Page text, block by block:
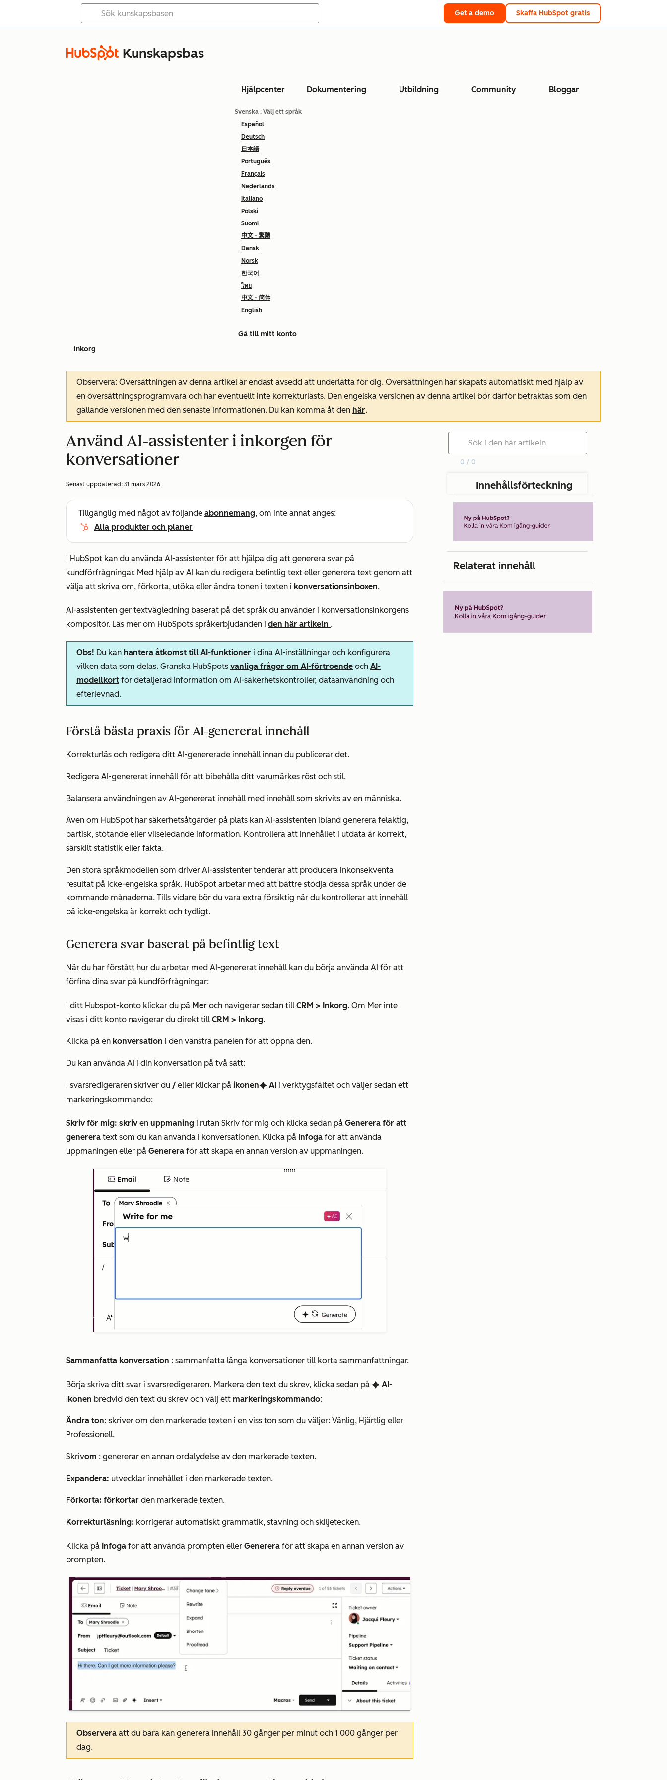
Get a demo Skaffa HubSpot gratis
Kunskapsbas
Hjälpcenter Dokumentering Utbildning Community Bloggar
Svenska : Välj ett språk
Español
Deutsch
日本語
Português
Français
Nederlands
Italiano
Polski
Suomi
中文 - 繁體
Dansk
Norsk
한국어
ไทย
中文 - 简体
English
Gå till mitt konto
Inkorg
Observera: Översättningen av denna artikel är endast avsedd att underlätta för dig. Översättningen har skapats automatiskt med hjälp av
en översättningsprogramvara och har eventuellt inte korrekturlästs. Den engelska versionen av denna artikel bör därför betraktas som den
gällande versionen med den senaste informationen. Du kan komma åt den här.
Använd AI-assistenter i inkorgen för
konversationer
Senast uppdaterad: 31 mars 2026
Tillgänglig med något av följande abonnemang, om inte annat anges:
Alla produkter och planer
I HubSpot kan du använda AI-assistenter för att hjälpa dig att generera svar på
kundförfrågningar. Med hjälp av AI kan du redigera befintlig text eller generera text genom att
välja att skriva om, förkorta, utöka eller ändra tonen i texten i konversationsinboxen.
AI-assistenten ger textvägledning baserat på det språk du använder i konversationsinkorgens
kompositör. Läs mer om HubSpots språkerbjudanden i den här artikeln .
Obs! Du kan hantera åtkomst till AI-funktioner i dina AI-inställningar och konfigurera
vilken data som delas. Granska HubSpots vanliga frågor om AI-förtroende och AI-
modellkort för detaljerad information om AI-säkerhetskontroller, dataanvändning och
efterlevnad.
Förstå bästa praxis för AI-genererat innehåll
Korrekturläs och redigera ditt AI-genererade innehåll innan du publicerar det.
Redigera AI-genererat innehåll för att bibehålla ditt varumärkes röst och stil.
Balansera användningen av AI-genererat innehåll med innehåll som skrivits av en människa.
Även om HubSpot har säkerhetsåtgärder på plats kan AI-assistenten ibland generera felaktig,
partisk, stötande eller vilseledande information. Kontrollera att innehållet i utdata är korrekt,
särskilt statistik eller fakta.
Den stora språkmodellen som driver AI-assistenter tenderar att producera inkonsekventa
resultat på icke-engelska språk. HubSpot arbetar med att bättre stödja dessa språk under de
kommande månaderna. Tills vidare bör du vara extra försiktig när du kontrollerar att innehåll
på icke-engelska är korrekt och tydligt.
Generera svar baserat på befintlig text
När du har förstått hur du arbetar med AI-genererat innehåll kan du börja använda AI för att
förfina dina svar på kundförfrågningar:
I ditt Hubspot-konto klickar du på Mer och navigerar sedan till CRM > Inkorg. Om Mer inte
visas i ditt konto navigerar du direkt till CRM > Inkorg.
Klicka på en konversation i den vänstra panelen för att öppna den.
Du kan använda AI i din konversation på två sätt:
I svarsredigeraren skriver du / eller klickar på ikonenartificialIntelligence AI i verktygsfältet och väljer sedan ett
markeringskommando:
Skriv för mig: skriven uppmaning i rutan Skriv för mig och klicka sedan på Generera för att
generera text som du kan använda i konversationen. Klicka på Infoga för att använda
uppmaningen eller på Generera för att skapa en annan version av uppmaningen.
Sammanfatta konversation : sammanfatta långa konversationer till korta sammanfattningar.
Börja skriva ditt svar i svarsredigeraren. Markera den text du skrev, klicka sedan på artificialIntelligence AI-
ikonen bredvid den text du skrev och välj ett markeringskommando:
Ändra ton: skriver om den markerade texten i en viss ton som du väljer: Vänlig, Hjärtlig eller
Professionell.
Skrivom : genererar en annan ordalydelse av den markerade texten.
Expandera: utvecklar innehållet i den markerade texten.
Förkorta: förkortar den markerade texten.
Korrekturläsning: korrigerar automatiskt grammatik, stavning och skiljetecken.
Klicka på Infoga för att använda prompten eller Generera för att skapa en annan version av
prompten.
Observera att du bara kan generera innehåll 30 gånger per minut och 1 000 gånger per
dag.
0 / 0
Innehållsförteckning
Relaterat innehåll